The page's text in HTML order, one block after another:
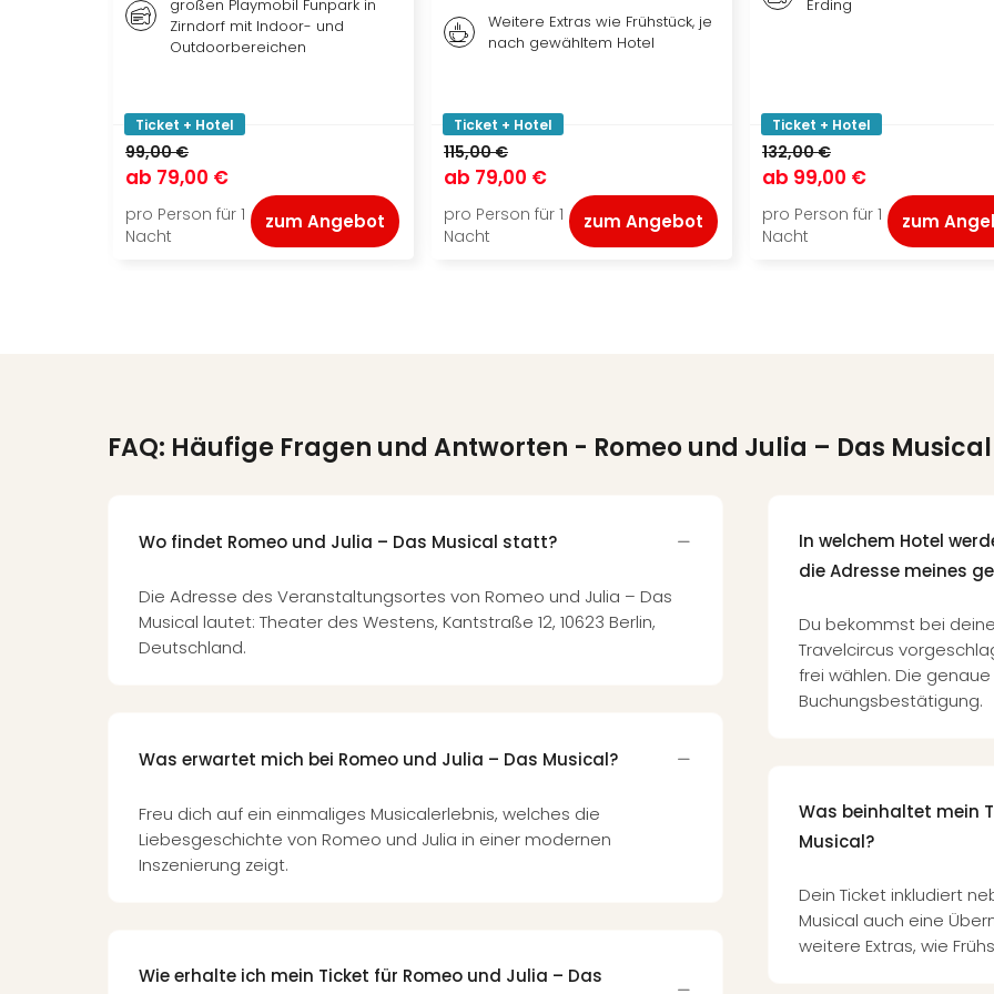
großen Playmobil Funpark in
Zirndorf mit Indoor- und
Outdoorbereichen
Ticket + Hotel
99,00 €
ab 79,00 €
pro Person für 1
Nacht
zum Angebot
Weitere Extras wie Frühstück, je
nach gewähltem Hotel
Ticket + Hotel
115,00 €
ab 79,00 €
pro Person für 1
Nacht
zum Angebot
Erding
Ticket + Hotel
132,00 €
ab 99,00 €
pro Person für 1
Nacht
zum
FAQ: Häufige Fragen und Antworten - Romeo und Julia – Das Musical
Wo findet Romeo und Julia – Das Musical statt?
Die Adresse des Veranstaltungsortes von Romeo und Julia – Das
Musical lautet: Theater des Westens, Kantstraße 12, 10623 Berlin,
Deutschland.
Was erwartet mich bei Romeo und Julia – Das Musical?
Freu dich auf ein einmaliges Musicalerlebnis, welches die
Liebesgeschichte von Romeo und Julia in einer modernen
Inszenierung zeigt.
Wie erhalte ich mein Ticket für Romeo und Julia – Das
In welchem Hotel
die Adresse meines
Du bekommst bei
Travelcircus
frei wählen. Die
Buchungsbestätigung.
Was beinhaltet mein
Musical?
Dein Ticket inkludiert
Musical auch eine
weitere Extras, wie